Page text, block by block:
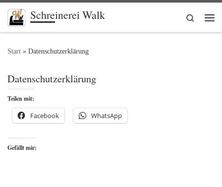
Zum Inhalt springen
Schreinerei Walk
Search
Start » Datenschutzerklärung
Datenschutzerklärung
Teilen mit:
Facebook WhatsApp
Gefällt mir: